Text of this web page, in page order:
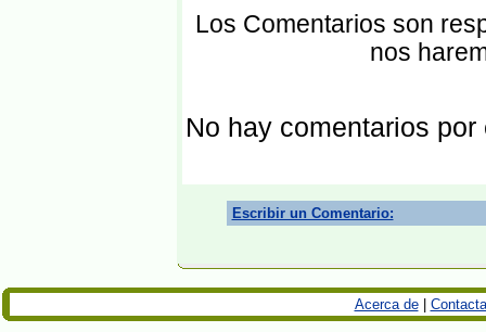
Los Comentarios son
nos
No hay comentarios por
Escribir un Comentario:
Acerca de|